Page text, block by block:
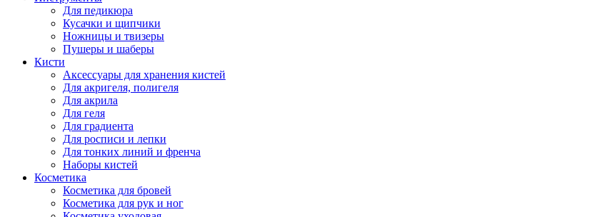
Для педикюра
Кусачки и щипчики
Ножницы и твизеры
Пушеры и шаберы
Кисти
Аксессуары для хранения кистей
Для акригеля, полигеля
Для акрила
Для геля
Для градиента
Для росписи и лепки
Для тонких линий и френча
Наборы кистей
Косметика
Косметика для бровей
Косметика для рук и ног